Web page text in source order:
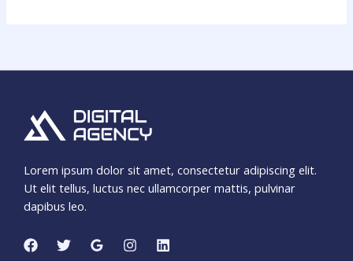
Lorem ipsum dolor sit amet, consectetur adipiscing elit.
Ut elit tellus, luctus nec ullamcorper mattis, pulvinar
dapibus leo.